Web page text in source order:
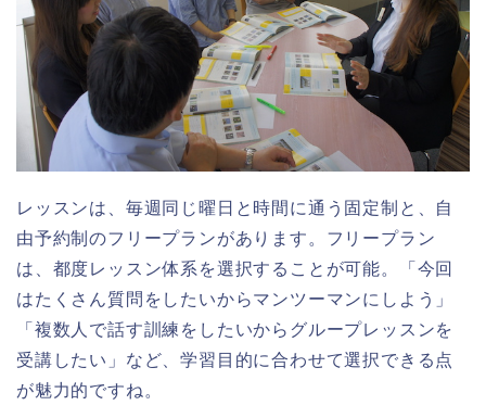
レッスンは、毎週同じ曜日と時間に通う固定制と、自
由予約制のフリープランがあります。フリープラン
は、都度レッスン体系を選択することが可能。「今回
はたくさん質問をしたいからマンツーマンにしよう」
「複数人で話す訓練をしたいからグループレッスンを
受講したい」など、学習目的に合わせて選択できる点
が魅力的ですね。